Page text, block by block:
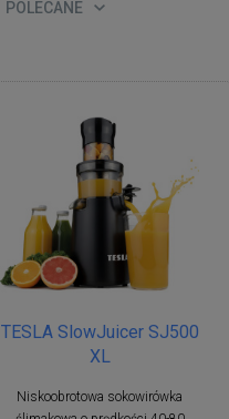
POLECANE
TESLA SlowJuicer SJ500
XL
Niskoobrotowa sokowirówka